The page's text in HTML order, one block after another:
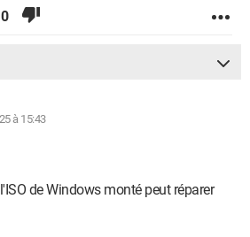
0
à 15:43
de Windows monté peut réparer